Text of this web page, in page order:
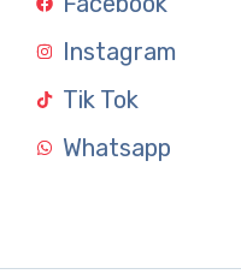
Instagram
Tik Tok
Whatsapp